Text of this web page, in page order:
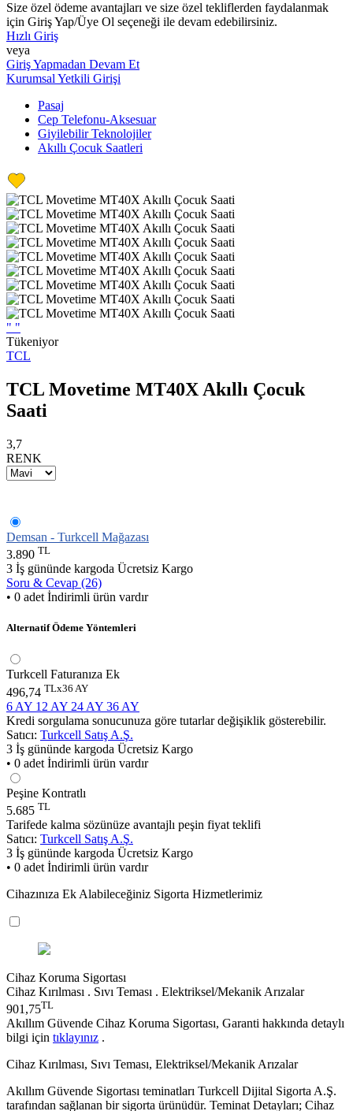
Size özel ödeme avantajları ve size özel tekliflerden faydalanmak
için Giriş Yap/Üye Ol seçeneği ile devam edebilirsiniz.
Hızlı Giriş
veya
Giriş Yapmadan Devam Et
Kurumsal Yetkili Girişi
Pasaj
Cep Telefonu-Aksesuar
Giyilebilir Teknolojiler
Akıllı Çocuk Saatleri
" "
Tükeniyor
TCL
TCL Movetime MT40X Akıllı Çocuk
Saati
3,7
RENK
Demsan - Turkcell Mağazası
3.890 TL
3 İş gününde kargoda Ücretsiz Kargo
Soru & Cevap (26)
• 0 adet İndirimli ürün vardır
Alternatif Ödeme Yöntemleri
Turkcell Faturanıza Ek
496,74 TLx36 AY
6 AY 12 AY 24 AY 36 AY
Kredi sorgulama sonucunuza göre tutarlar değişiklik gösterebilir.
Satıcı: Turkcell Satış A.Ş.
3 İş gününde kargoda Ücretsiz Kargo
• 0 adet İndirimli ürün vardır
Peşine Kontratlı
5.685 TL
Tarifede kalma sözünüze avantajlı peşin fiyat teklifi
Satıcı: Turkcell Satış A.Ş.
3 İş gününde kargoda Ücretsiz Kargo
• 0 adet İndirimli ürün vardır
Cihazınıza Ek Alabileceğiniz Sigorta Hizmetlerimiz
Cihaz Koruma Sigortası
Cihaz Kırılması . Sıvı Teması . Elektriksel/Mekanik Arızalar
901,75TL
Akıllım Güvende Cihaz Koruma Sigortası, Garanti hakkında detaylı
bilgi için tıklayınız .
Cihaz Kırılması, Sıvı Teması, Elektriksel/Mekanik Arızalar
Akıllım Güvende Sigortası teminatları Turkcell Dijital Sigorta A.Ş.
tarafından sağlanan bir sigorta ürünüdür. Teminat Detayları; Cihaz